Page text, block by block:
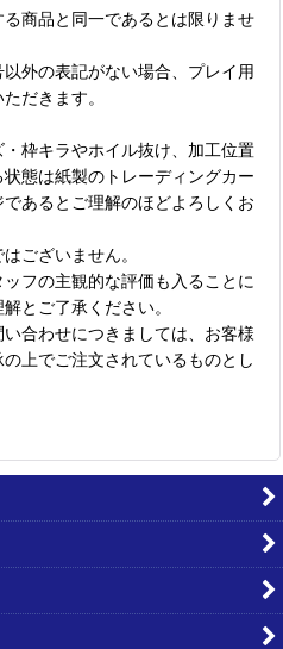
商品と同一であるとは限りませ
外の表記がない場合、プレイ用
だきます。
枠キラやホイル抜け、加工位置
態は紙製のトレーディングカー
あるとご理解のほどよろしくお
ございません。
フの主観的な評価も入ることに
とご了承ください。
合わせにつきましては、お客様
上でご注文されているものとし